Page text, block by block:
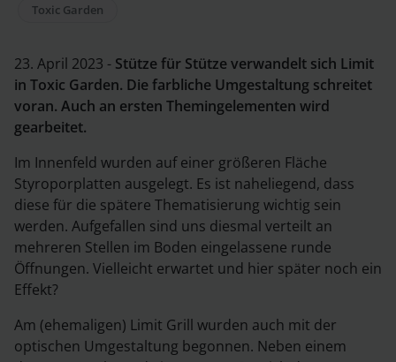
Toxic Garden
23. April 2023 - Stütze für Stütze verwandelt sich Limit
in Toxic Garden. Die farbliche Umgestaltung schreitet
voran. Auch an ersten Themingelementen wird
gearbeitet.
Im Innenfeld wurden auf einer größeren Fläche
Styroporplatten ausgelegt. Es ist naheliegend, dass
diese für die spätere Thematisierung wichtig sein
werden. Aufgefallen sind uns diesmal verteilt an
mehreren Stellen im Boden eingelassene runde
Öffnungen. Vielleicht erwartet und hier später noch ein
Effekt?
Am (ehemaligen) Limit Grill wurden auch mit der
optischen Umgestaltung begonnen. Neben einem